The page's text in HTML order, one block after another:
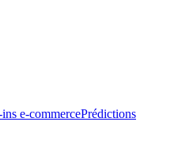
e-commercePrédictions